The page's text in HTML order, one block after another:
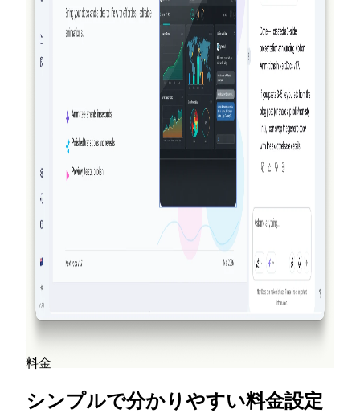
NextDocs はもはや単に生成して最善を願うだけでは
ありません。v1.8 では、AI が文書を作成し、作成物
を視覚的に確認し、結果をあなたが確認する前に洗練
します。これを実現できるほかの AI 文書・プレゼン
テーションツールはありません。
続きを読む
2026-03-14
NextDocs v1.7.0: モーションアニメーショ
ン、動画エクスポートなど
プレゼンテーションのあらゆるオブジェクトに登場、
退場、強調アニメーションを追加できます。NextDocs
v1.7.0 では、モーションアニメーション、動画エクス
ポート、刷新されたマーケティング体験をお届けしま
続きを読む
すべてのブログ投稿を見る
料金
シンプルで分かりやすい料金設定